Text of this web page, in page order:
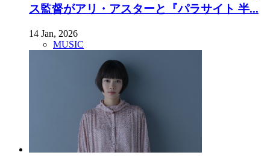
ス監督がアリ・アスターと『パラサイト 半...
14 Jan, 2026
MUSIC